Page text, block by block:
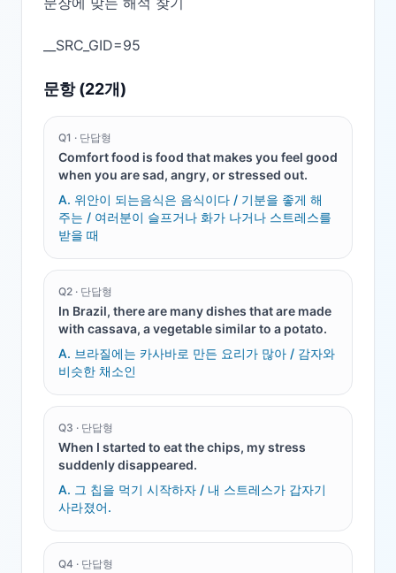
문항 (22개)
Q1 · 단답형
Comfort food is food that makes you feel good
when you are sad, angry, or stressed out.
A. 위안이 되는음식은 음식이다 / 기분을 좋게 해
주는 / 여러분이 슬프거나 화가 나거나 스트레스를
받을 때
Q2 · 단답형
In Brazil, there are many dishes that are made
with cassava, a vegetable similar to a potato.
A. 브라질에는 카사바로 만든 요리가 많아 / 감자와
비슷한 채소인
Q3 · 단답형
When I started to eat the chips, my stress
suddenly disappeared.
A. 그 칩을 먹기 시작하자 / 내 스트레스가 갑자기
사라졌어.
Q4 · 단답형